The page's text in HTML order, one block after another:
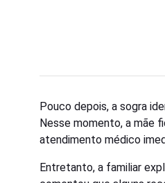
Pouco depois, a sogra
Nesse momento, a mãe
atendimento médico
Entretanto, a familiar